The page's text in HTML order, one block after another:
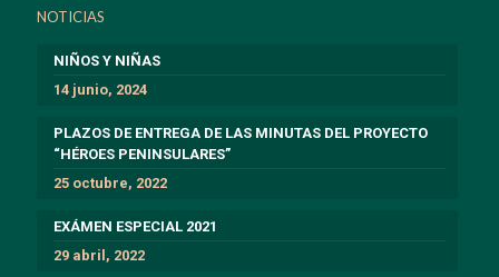
NOTICIAS
NIÑOS Y NIÑAS
14 junio, 2024
PLAZOS DE ENTREGA DE LAS MINUTAS DEL PROYECTO
“HÉROES PENINSULARES”
25 octubre, 2022
EXÁMEN ESPECIAL 2021
29 abril, 2022